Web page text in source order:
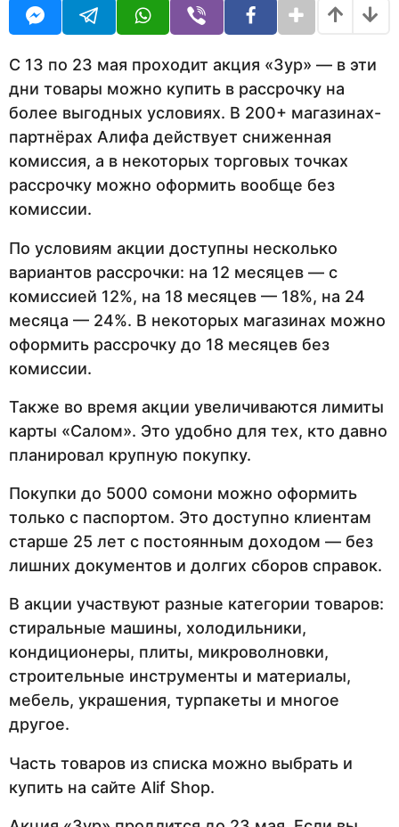
з
а
д
R
я
н
з
а
д
С 13 по 23 мая проходит акция «Зур» — в эти
дни товары можно купить в рассрочку на
более выгодных условиях. В 200+ магазинах-
партнёрах Алифа действует сниженная
комиссия, а в некоторых торговых точках
рассрочку можно оформить вообще без
комиссии.
По условиям акции доступны несколько
вариантов рассрочки: на 12 месяцев — с
комиссией 12%, на 18 месяцев — 18%, на 24
месяца — 24%. В некоторых магазинах можно
оформить рассрочку до 18 месяцев без
комиссии.
Также во время акции увеличиваются лимиты
карты «Салом». Это удобно для тех, кто давно
планировал крупную покупку.
Покупки до 5000 сомони можно оформить
только с паспортом. Это доступно клиентам
старше 25 лет с постоянным доходом — без
лишних документов и долгих сборов справок.
В акции участвуют разные категории товаров:
стиральные машины, холодильники,
кондиционеры, плиты, микроволновки,
строительные инструменты и материалы,
мебель, украшения, турпакеты и многое
другое.
Часть товаров из списка можно выбрать и
купить на сайте Alif Shop.